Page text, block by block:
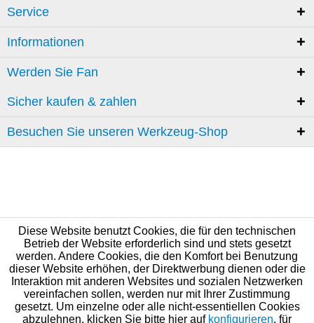
Service
Informationen
Werden Sie Fan
Sicher kaufen & zahlen
Besuchen Sie unseren Werkzeug-Shop
Diese Website benutzt Cookies, die für den technischen
Betrieb der Website erforderlich sind und stets gesetzt
werden. Andere Cookies, die den Komfort bei Benutzung
dieser Website erhöhen, der Direktwerbung dienen oder die
Interaktion mit anderen Websites und sozialen Netzwerken
vereinfachen sollen, werden nur mit Ihrer Zustimmung
gesetzt. Um einzelne oder alle nicht-essentiellen Cookies
abzulehnen, klicken Sie bitte hier auf konfigurieren, für